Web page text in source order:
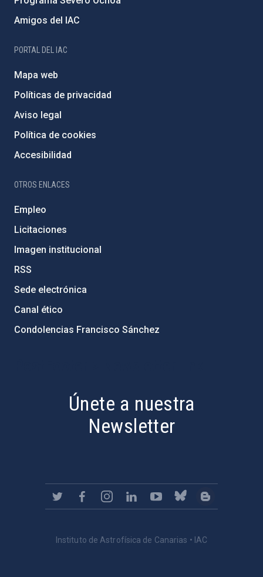
Amigos del IAC
PORTAL DEL IAC
Mapa web
Políticas de privacidad
Aviso legal
Política de cookies
Accesibilidad
OTROS ENLACES
Empleo
Licitaciones
Imagen institucional
RSS
Sede electrónica
Canal ético
Condolencias Francisco Sánchez
Únete a nuestra
Newsletter
Instituto de Astrofísica de Canarias • IAC